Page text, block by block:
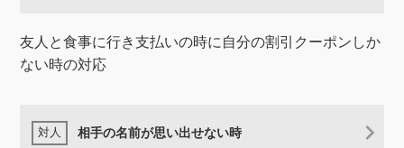
友人と食事に行き支払いの時に自分の割引クーポンしか
ない時の対応
相手の名前が思い出せない時